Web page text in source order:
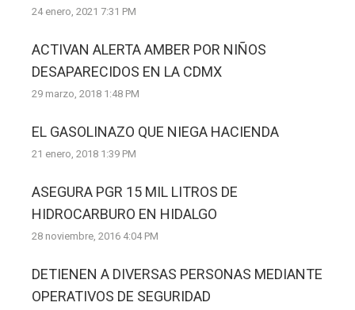
24 enero, 2021 7:31 PM
ACTIVAN ALERTA AMBER POR NIÑOS
DESAPARECIDOS EN LA CDMX
29 marzo, 2018 1:48 PM
EL GASOLINAZO QUE NIEGA HACIENDA
21 enero, 2018 1:39 PM
ASEGURA PGR 15 MIL LITROS DE
HIDROCARBURO EN HIDALGO
28 noviembre, 2016 4:04 PM
DETIENEN A DIVERSAS PERSONAS MEDIANTE
OPERATIVOS DE SEGURIDAD